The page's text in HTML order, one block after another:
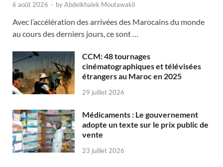
6 août 2026 - byAbdelkhalek Moutawakil
Avec l’accélération des arrivées des Marocains du monde
au cours des derniers jours, ce sont …
CCM: 48 tournages
cinématographiques et télévisées
étrangers au Maroc en 2025
29 juillet 2026
Médicaments : Le gouvernement
adopte un texte sur le prix public de
vente
23 juillet 2026